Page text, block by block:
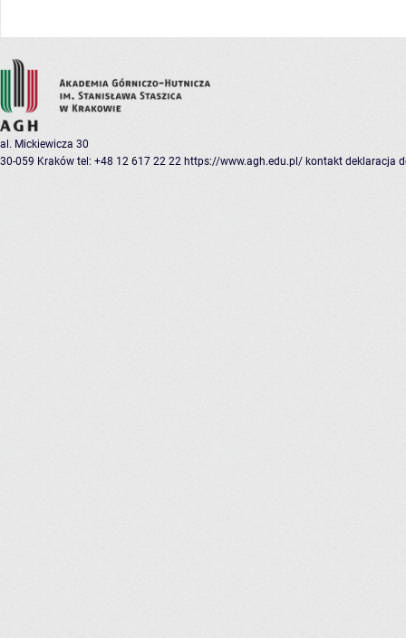
al. Mickiewicza 30
30-059 Kraków tel: +48 12 617 22 22 https://www.agh.edu.pl/ kontakt deklaracja